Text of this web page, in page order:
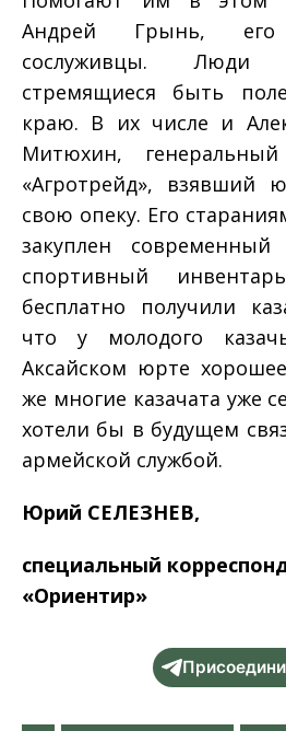
Андрей Грынь,
сослуживцы. Люди
стремящиеся быть
краю. В их числе и
Митюхин,
«Агротрейд», взявший
свою опеку. Его
закуплен
спортивный
бесплатно получили
что у молодого
Аксайском юрте
же многие казачата уже
хотели бы в будущем
армейской службой.
Юрий СЕЛЕЗНЕВ,
специальный
«Ориентир»